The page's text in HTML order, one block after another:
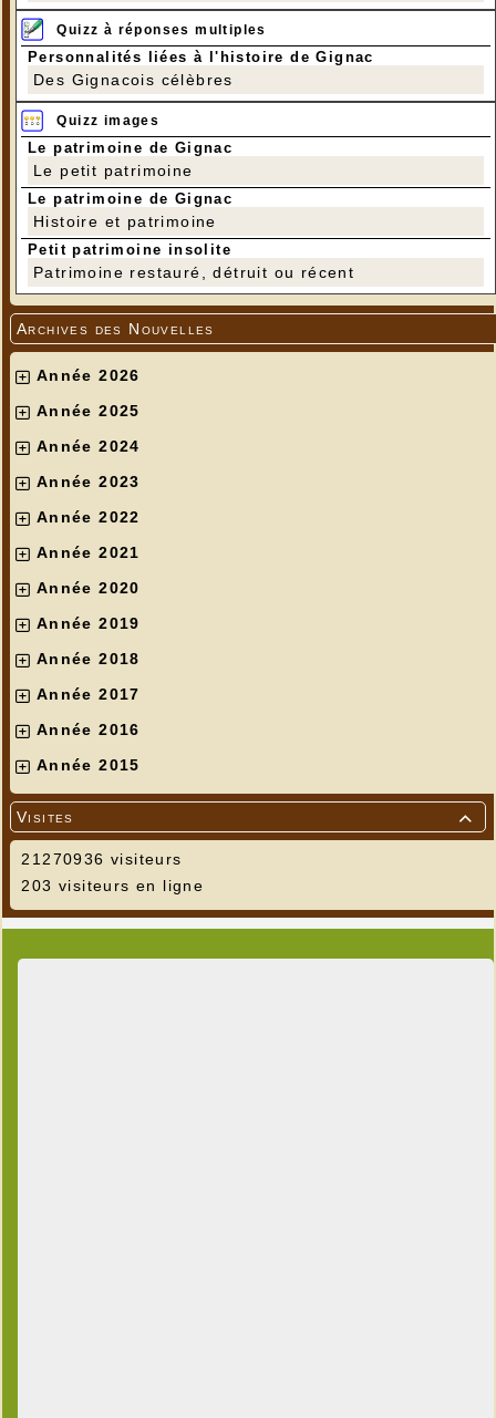
Quizz à réponses multiples
Personnalités liées à l'histoire de Gignac
Des Gignacois célèbres
Quizz images
Le patrimoine de Gignac
Le petit patrimoine
Le patrimoine de Gignac
Histoire et patrimoine
Petit patrimoine insolite
Patrimoine restauré, détruit ou récent
Archives des Nouvelles
Année 2026
Année 2025
Année 2024
Année 2023
Année 2022
Année 2021
Année 2020
Année 2019
Année 2018
Année 2017
Année 2016
Année 2015

Visites
21270936 visiteurs
203 visiteurs en ligne